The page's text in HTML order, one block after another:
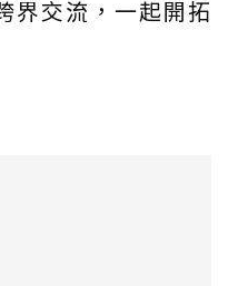
界交流，一起開拓